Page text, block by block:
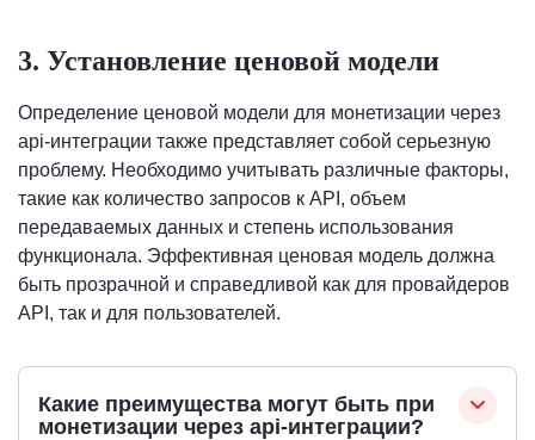
3. Установление ценовой модели
Определение ценовой модели для монетизации через
api-интеграции также представляет собой серьезную
проблему. Необходимо учитывать различные факторы,
такие как количество запросов к API, объем
передаваемых данных и степень использования
функционала. Эффективная ценовая модель должна
быть прозрачной и справедливой как для провайдеров
API, так и для пользователей.
Какие преимущества могут быть при
монетизации через api-интеграции?